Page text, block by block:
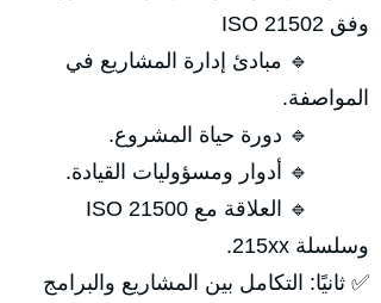
وفق ISO 21502
🔹 مبادئ إدارة المشاريع في
المواصفة.
🔹 دورة حياة المشروع.
🔹 أدوار ومسؤوليات القيادة.
🔹 العلاقة مع ISO 21500
وسلسلة 215xx.
✅ ثانيًا: التكامل بين المشاريع والبرامج